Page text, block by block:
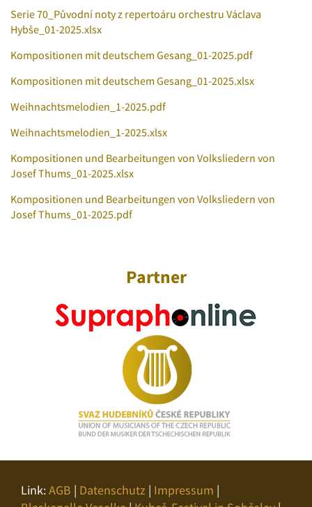
Serie 70_Původní noty z repertoáru orchestru Václava
Hybše_01-2025.xlsx
Kompositionen mit deutschem Gesang_01-2025.pdf
Kompositionen mit deutschem Gesang_01-2025.xlsx
Weihnachtsmelodien_1-2025.pdf
Weihnachtsmelodien_1-2025.xlsx
Kompositionen und Bearbeitungen von Volksliedern von
Josef Thums_01-2025.xlsx
Kompositionen und Bearbeitungen von Volksliedern von
Josef Thums_01-2025.pdf
Partner
Link:AGB | Datenschutz | Impressum |